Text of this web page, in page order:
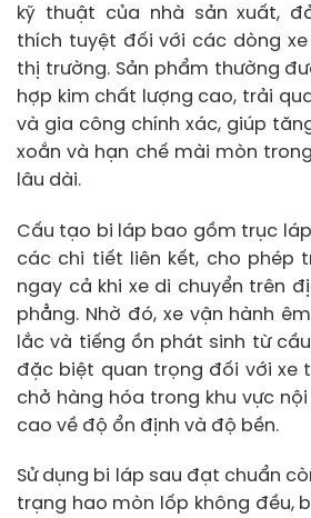
kỹ thuật của nhà sản xuất,
thích tuyệt đối với các dòng xe
thị trường. Sản phẩm thường
hợp kim chất lượng cao, trải
và gia công chính xác, giúp
xoắn và hạn chế mài mòn
lâu dài.
Cấu tạo bi láp bao gồm trục
các chi tiết liên kết, cho phép
ngay cả khi xe di chuyển trên
phẳng. Nhờ đó, xe vận hành
lắc và tiếng ồn phát sinh từ
đặc biệt quan trọng đối với xe
chở hàng hóa trong khu vực
cao về độ ổn định và độ bền.
Sử dụng bi láp sau đạt chuẩn
trạng hao mòn lốp không đều,